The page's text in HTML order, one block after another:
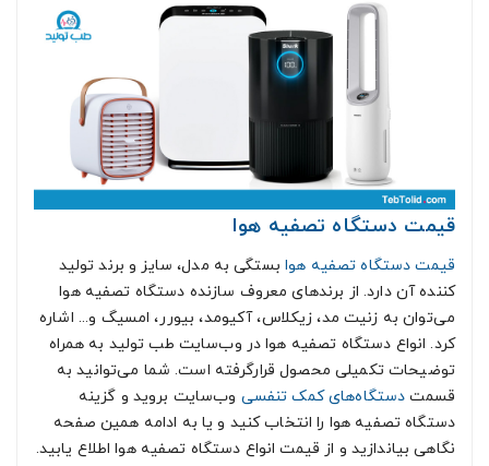
قیمت دستگاه تصفیه هوا
قیمت دستگاه تصفیه هوابستگی به مدل، سایز و برند تولید
کننده‌ آن دارد. از برندهای معروف سازنده دستگاه تصفیه هوا
می‌توان به زنیت مد، زیکلاس، آکیومد، بیورر، امسیگ و... اشاره
کرد. انواع دستگاه تصفیه هوا در وب‌سایت طب تولید به همراه
توضیحات تکمیلی محصول قرارگرفته است. شما می‌توانید به
قسمت دستگاه‌های کمک تنفسی وب‌سایت بروید و گزینه
دستگاه تصفیه هوا را انتخاب کنید و یا به ادامه همین صفحه
نگاهی بیاندازید و از قیمت انواع دستگاه تصفیه هوا اطلاع یابید.